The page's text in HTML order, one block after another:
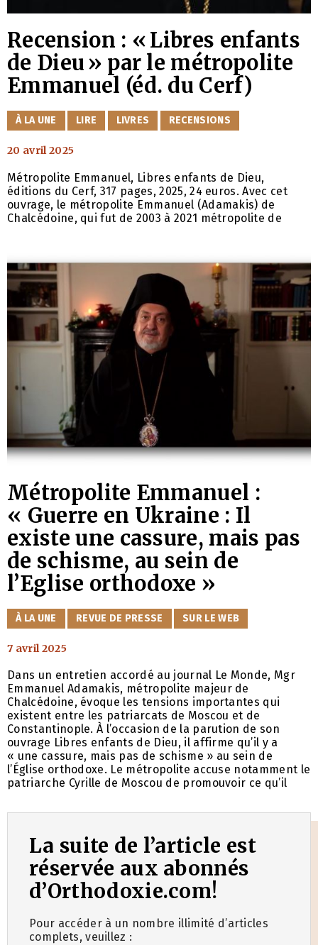
Recension : « Libres enfants
de Dieu » par le métropolite
Emmanuel (éd. du Cerf)
CATÉGORIES
À LA UNE LIRE LIVRES RECENSIONS
20 avril 2025
Métropolite Emmanuel, Libres enfants de Dieu,
éditions du Cerf, 317 pages, 2025, 24 euros. Avec cet
ouvrage, le métropolite Emmanuel (Adamakis) de
Chalcédoine, qui fut de 2003 à 2021 métropolite de
Métropolite Emmanuel :
« Guerre en Ukraine : Il
existe une cassure, mais pas
de schisme, au sein de
l’Eglise orthodoxe »
CATÉGORIES
À LA UNE REVUE DE PRESSE SUR LE WEB
7 avril 2025
Dans un entretien accordé au journal Le Monde, Mgr
Emmanuel Adamakis, métropolite majeur de
Chalcédoine, évoque les tensions importantes qui
existent entre les patriarcats de Moscou et de
Constantinople. À l’occasion de la parution de son
ouvrage Libres enfants de Dieu, il affirme qu’il y a
« une cassure, mais pas de schisme » au sein de
l’Église orthodoxe. Le métropolite accuse notamment le
patriarche Cyrille de Moscou de promouvoir ce qu’il
La suite de l’article est
réservée aux abonnés
d’Orthodoxie.com!
Pour accéder à un nombre illimité d’articles
complets, veuillez :